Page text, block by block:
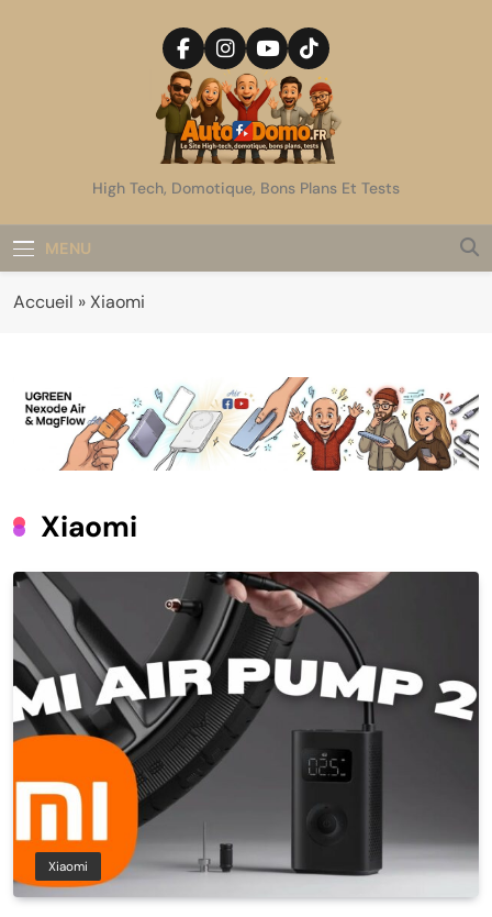
AutoDomo
High Tech, Domotique, Bons Plans Et Tests
MENU
Accueil » Xiaomi
Xiaomi
Xiaomi